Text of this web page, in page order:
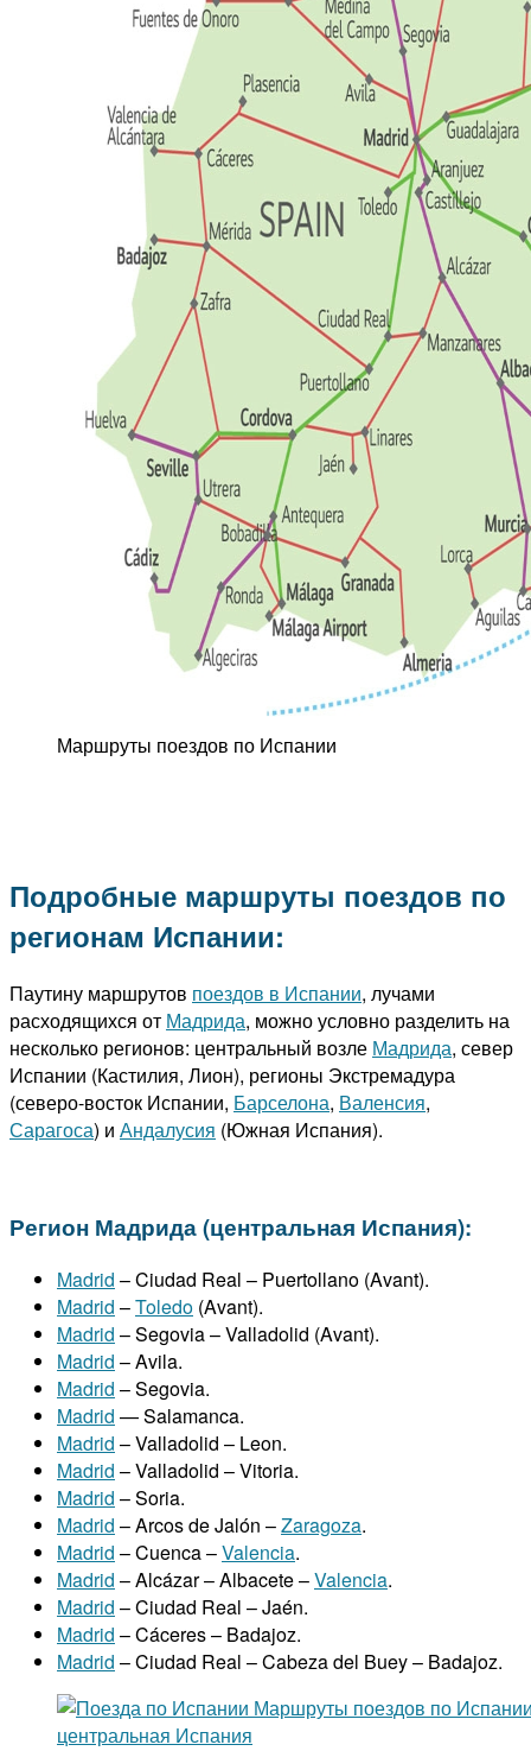
Маршруты поездов по Испании
Подробные маршруты поездов по
регионам Испании:
Паутину маршрутов поездов в Испании, лучами
расходящихся от Мадрида, можно условно разделить на
несколько регионов: центральный возле Мадрида, север
Испании (Кастилия, Лион), регионы Экстремадура
(северо-восток Испании, Барселона, Валенсия,
Сарагоса) и Андалусия (Южная Испания).
Регион Мадрида (центральная Испания):
Madrid – Ciudad Real – Puertollano (Avant).
Madrid –Toledo (Avant).
Madrid – Segovia – Valladolid (Avant).
Madrid – Avila.
Madrid – Segovia.
Madrid — Salamanca.
Madrid – Valladolid – Leon.
Madrid – Valladolid – Vitoria.
Madrid – Soria.
Madrid – Arcos de Jalón –Zaragoza.
Madrid – Cuenca –Valencia.
Madrid – Alcázar – Albacete –Valencia.
Madrid – Ciudad Real – Jaén.
Madrid – Cáceres – Badajoz.
Madrid – Ciudad Real – Cabeza del Buey – Badajoz.